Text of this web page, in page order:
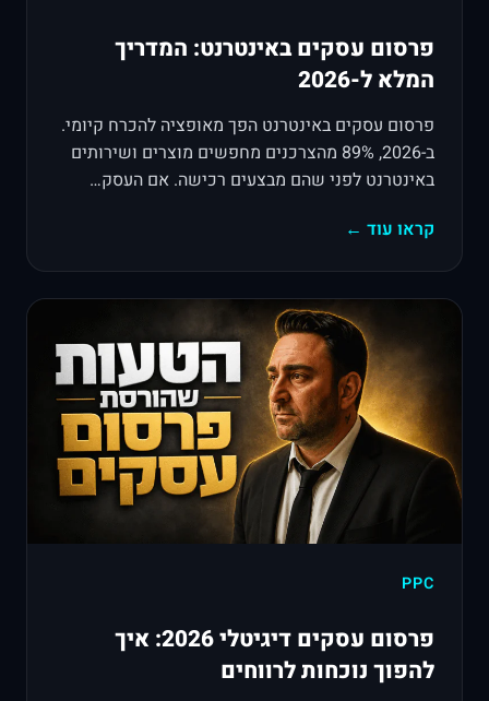
פרסום עסקים באינטרנט: המדריך
המלא ל-2026
פרסום עסקים באינטרנט הפך מאופציה להכרח קיומי.
ב-2026, 89% מהצרכנים מחפשים מוצרים ושירותים
באינטרנט לפני שהם מבצעים רכישה. אם העסק…
קראו עוד ←
PPC
פרסום עסקים דיגיטלי 2026: איך
להפוך נוכחות לרווחים